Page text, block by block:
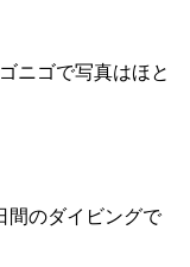
ニゴで写真はほと
間のダイビングで